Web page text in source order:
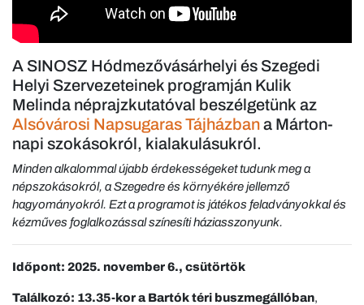
A SINOSZ Hódmezővásárhelyi és Szegedi
Helyi Szervezeteinek programján Kulik
Melinda néprajzkutatóval beszélgetünk az
Alsóvárosi Napsugaras Tájházbana Márton-
napi szokásokról, kialakulásukról.
Minden alkalommal újabb érdekességeket tudunk meg a
népszokásokról, a Szegedre és környékére jellemző
hagyományokról. Ezt a programot is játékos feladványokkal és
kézműves foglalkozással színesíti háziasszonyunk.
Időpont: 2025. november 6., csütörtök
Találkozó: 13.35-kor a Bartók téri buszmegállóban,